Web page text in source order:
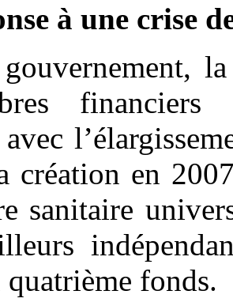
à une crise
avec
création en
sanitaire
quatrième fonds.